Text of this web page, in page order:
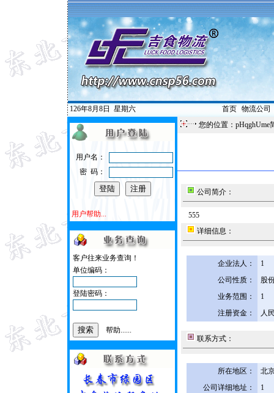
126年8月8日 星期六 首页| 物流公司
用户名：
密 码：
用户帮助...
客户往来业务查询！
单位编码：
登陆密码：
帮助......
您的位置：pHqghUme
公司简介：
555
详细信息：
企业法人：
1
公司性质：
股
业务范围：
1
注册资金：
人
联系方式：
所在地区：
北
公司详细地址：
1